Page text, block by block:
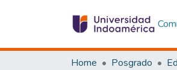
Home Posgrado